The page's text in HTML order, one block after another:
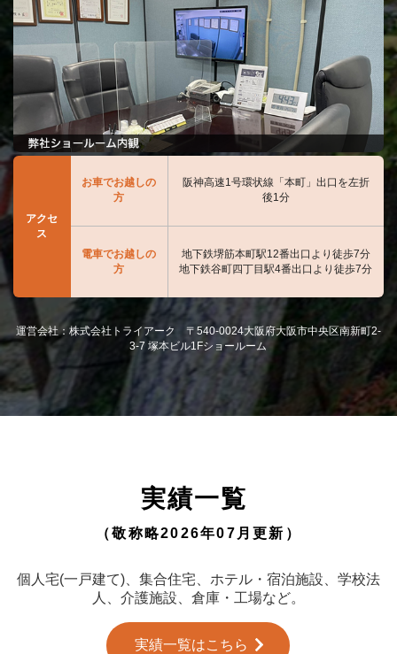
アクセ
ス
お車でお越しの
方
阪神高速1号環状線「本町」出口を左折
後1分
電車でお越しの
方
地下鉄堺筋本町駅12番出口より徒歩7分
地下鉄谷町四丁目駅4番出口より徒歩7分
運営会社：株式会社トライアーク 〒540-0024大阪府大阪市中央区南新町2-
3-7 塚本ビル1Fショールーム
実績一覧
（敬称略2026年07月更新）
個人宅(一戸建て)、集合住宅、ホテル・宿泊施設、学校法
人、介護施設、倉庫・工場など。
実績一覧はこちら